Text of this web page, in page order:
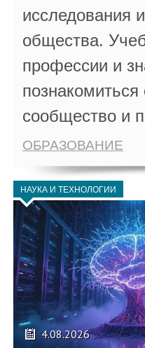
исследования
общества.
профессии и
сообщество и
ОБРАЗОВАНИЕ
НАУКА И ТЕХНОЛОГИИ
4.08.2026